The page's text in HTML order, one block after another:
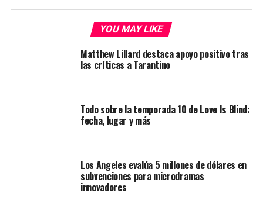
YOU MAY LIKE
Matthew Lillard destaca apoyo positivo tras
las críticas a Tarantino
Todo sobre la temporada 10 de Love Is Blind:
fecha, lugar y más
Los Ángeles evalúa 5 millones de dólares en
subvenciones para microdramas
innovadores